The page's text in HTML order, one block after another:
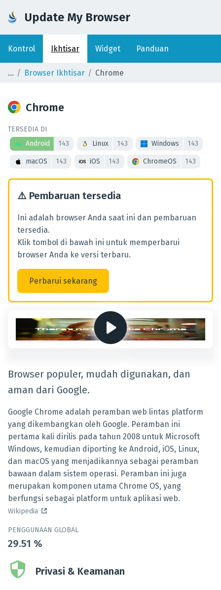
Update My Browser
Kontrol Ikhtisar Widget Panduan
Browser Ikhtisar Chrome
Chrome
TERSEDIA DI
Android
143 Linux 143 Windows 143
macOS 143 iOS 143 ChromeOS 143
⚠️ Pembaruan tersedia
Ini adalah browser Anda saat ini dan pembaruan
tersedia.
Klik tombol di bawah ini untuk memperbarui
browser Anda ke versi terbaru.
Perbarui sekarang
Browser populer, mudah digunakan, dan
aman dari Google.
Google Chrome adalah peramban web lintas platform
yang dikembangkan oleh Google. Peramban ini
pertama kali dirilis pada tahun 2008 untuk Microsoft
Windows, kemudian diporting ke Android, iOS, Linux,
dan macOS yang menjadikannya sebagai peramban
bawaan dalam sistem operasi. Peramban ini juga
merupakan komponen utama Chrome OS, yang
berfungsi sebagai platform untuk aplikasi web.
Wikipedia
PENGGUNAAN GLOBAL
29.51 %
Privasi & Keamanan